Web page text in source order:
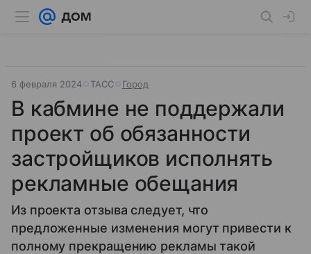
6 февраля 2024 ТАСС Город
В кабмине не поддержали
проект об обязанности
застройщиков исполнять
рекламные обещания
Из проекта отзыва следует, что
предложенные изменения могут привести к
полному прекращению рекламы такой